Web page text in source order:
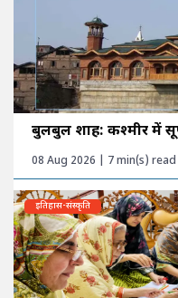
बुलबुल शाह: कश्मीर में
08 Aug 2026 | 7 min(s) read
इतिहास-संस्कृति